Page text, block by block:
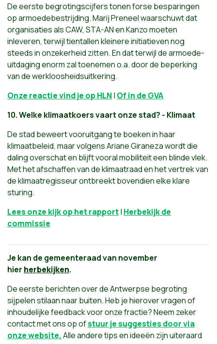
De eerste begrotingscijfers tonen forse besparingen
op armoedebestrijding. Marij Preneel waarschuwt dat
organisaties als CAW, STA-AN en Kanzo moeten
inleveren, terwijl tientallen kleinere initiatieven nog
steeds in onzekerheid zitten. En dat terwijl de armoede-
uitdaging enorm zal toenemen o.a. door de beperking
van de werkloosheidsuitkering.
Onze reactie vind je op HLN| Of in de GVA
10. Welke klimaatkoers vaart onze stad? - Klimaat
De stad beweert vooruitgang te boeken in haar
klimaatbeleid, maar volgens Ariane Giraneza wordt die
daling overschat en blijft vooral mobiliteit een blinde vlek.
Met het afschaffen van de klimaatraad en het vertrek van
de klimaatregisseur ontbreekt bovendien elke klare
sturing.
Lees onze kijk op het rapport| Herbekijk de
commissie
Je kan de gemeenteraad van november
hier herbekijken.
De eerste berichten over de Antwerpse begroting
sijpelen stilaan naar buiten. Heb je hierover vragen of
inhoudelijke feedback voor onze fractie? Neem zeker
contact met ons op ofstuur je suggesties door via
onze website.Alle andere tips en ideeën zijn uiteraard